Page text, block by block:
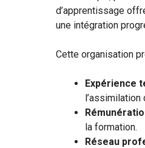
d’apprentissage
une intégration
Cette organisation
Expérience
l’assimilation
la formation.
Réseau